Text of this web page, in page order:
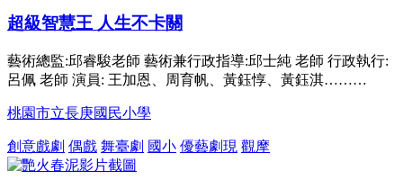
超級智慧王 人生不卡關
藝術總監:邱睿駿老師 藝術兼行政指導:邱士純 老師 行政執行:
呂佩 老師 演員: 王加恩、周育帆、黃鈺惇、黃鈺淇………
桃園市立長庚國民小學
創意戲劇 偶戲 舞臺劇 國小 優藝劇現 觀摩